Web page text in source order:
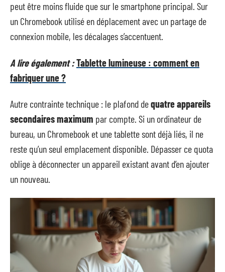
peut être moins fluide que sur le smartphone principal. Sur
un Chromebook utilisé en déplacement avec un partage de
connexion mobile, les décalages s’accentuent.
A lire également :Tablette lumineuse : comment en
fabriquer une ?
Autre contrainte technique : le plafond dequatre appareils
secondaires maximum par compte. Si un ordinateur de
bureau, un Chromebook et une tablette sont déjà liés, il ne
reste qu’un seul emplacement disponible. Dépasser ce quota
oblige à déconnecter un appareil existant avant d’en ajouter
un nouveau.